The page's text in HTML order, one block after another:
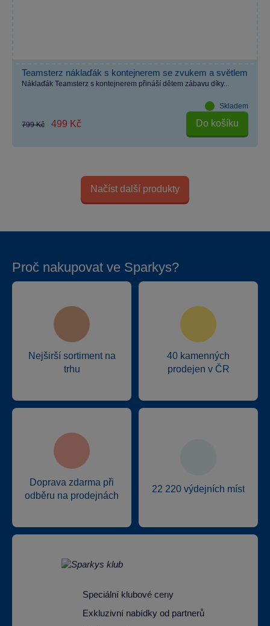
Teamsterz náklaďák s kontejnerem se zvukem a světlem
Náklaďák Teamsterz s kontejnerem přináší dětem zábavu díky...
Skladem
799 Kč 499 Kč Do košíku
Načíst další produkty
Proč nakupovat ve Sparkys?
Nejširší sortiment na
trhu
40 kamenných
prodejen v ČR
Doprava zdarma při
odběru na prodejnách
22 220 výdejních míst
Speciální klubové ceny
Exkluzivní nabídky od partnerů